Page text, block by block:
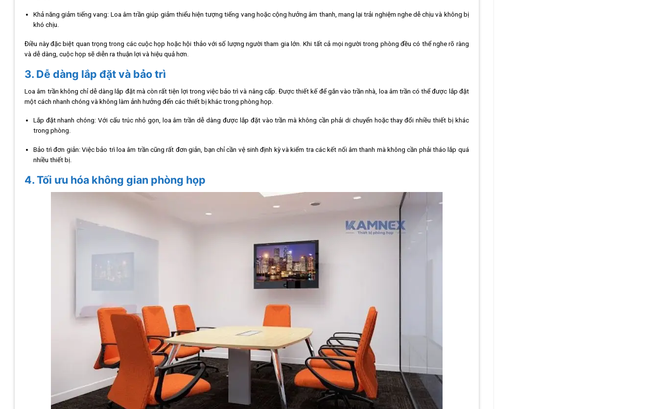
Khả năng giảm tiếng vang: Loa âm trần giúp giảm thiểu hiện tượng tiếng vang hoặc cộng hưởng âm thanh, mang lại trải nghiệm nghe dễ chịu và không bị
khó chịu.
Điều này đặc biệt quan trọng trong các cuộc họp hoặc hội thảo với số lượng người tham gia lớn. Khi tất cả mọi người trong phòng đều có thể nghe rõ ràng
và dễ dàng, cuộc họp sẽ diễn ra thuận lợi và hiệu quả hơn.
3. Dễ dàng lắp đặt và bảo trì
Loa âm trần không chỉ dễ dàng lắp đặt mà còn rất tiện lợi trong việc bảo trì và nâng cấp. Được thiết kế để gắn vào trần nhà, loa âm trần có thể được lắp đặt
một cách nhanh chóng và không làm ảnh hưởng đến các thiết bị khác trong phòng họp.
Lắp đặt nhanh chóng: Với cấu trúc nhỏ gọn, loa âm trần dễ dàng được lắp đặt vào trần mà không cần phải di chuyển hoặc thay đổi nhiều thiết bị khác
trong phòng.
Bảo trì đơn giản: Việc bảo trì loa âm trần cũng rất đơn giản, bạn chỉ cần vệ sinh định kỳ và kiểm tra các kết nối âm thanh mà không cần phải tháo lắp quá
nhiều thiết bị.
4. Tối ưu hóa không gian phòng họp